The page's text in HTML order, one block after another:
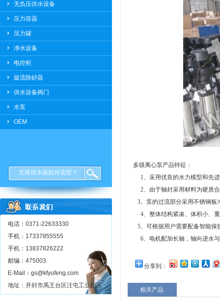
无负压供水设备
压力容器
压力罐
净水设备
电控柜
旋流除砂器
供水设备阀门
水泵
OEM
无塔供水器如何选型？
电话：0371-22633330
手机：17337855555
手机：13837826222
邮编：475003
E-Mail：gs@kfyufeng.com
地址：开封市禹王台区汪屯工业园区
多级离心泵产品特征：
1、采用优良的水力模型和先
2、由于轴封采用材料为硬质
3、泵的过流部分采用不锈钢板
4、整体结构紧凑、体积小、
5、可根据用户需要配备智能保
6、电机配加长轴，轴向进水
分享到：
相关产品